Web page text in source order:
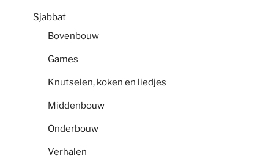
Sjabbat
Bovenbouw
Games
Knutselen, koken en liedjes
Middenbouw
Onderbouw
Verhalen